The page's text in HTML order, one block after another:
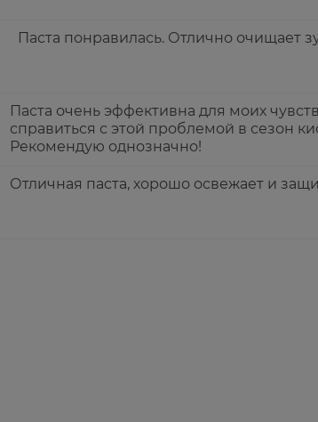
Паста понравилась. Отлично очищает
Паста очень эффективна для моих
справиться с этой проблемой в сезон
Рекомендую однозначно!
Отличная паста, хорошо освежает и